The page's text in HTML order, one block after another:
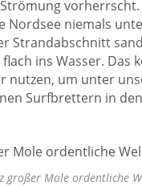
Nordsee niemals
Strandabschnitt
ins Wasser. Das
nutzen, um unter
Surfbrettern in
großer Mole ordentliche